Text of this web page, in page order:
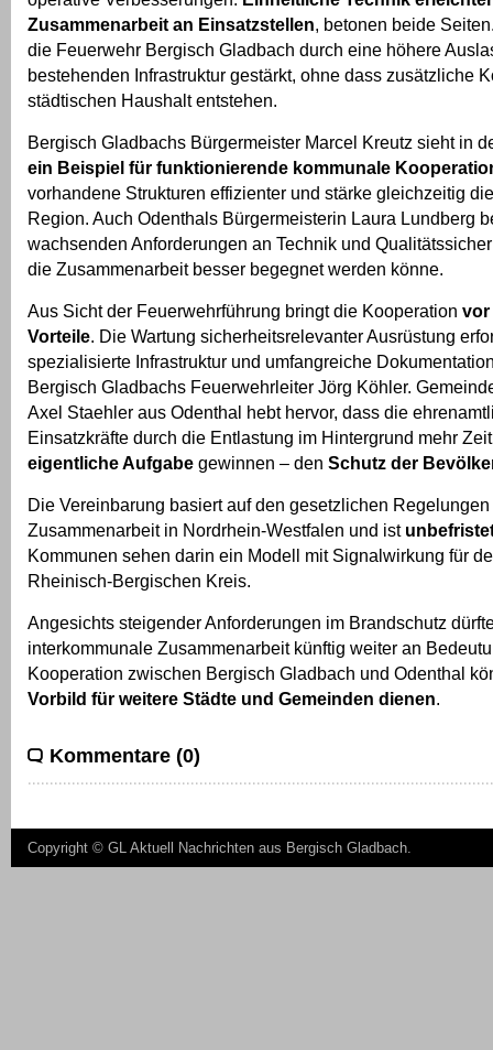
Zusammenarbeit an Einsatzstellen, betonen beide
die Feuerwehr Bergisch Gladbach durch eine höhere
bestehenden Infrastruktur gestärkt, ohne dass zusätzliche
städtischen Haushalt entstehen.
Bergisch Gladbachs Bürgermeister Marcel Kreutz sieht in
ein Beispiel für funktionierende kommunale
vorhandene Strukturen effizienter und stärke gleichzeitig
Region. Auch Odenthals Bürgermeisterin Laura Lundberg
wachsenden Anforderungen an Technik und
die Zusammenarbeit besser begegnet werden könne.
Aus Sicht der Feuerwehrführung bringt die Kooperation vor
Vorteile. Die Wartung sicherheitsrelevanter Ausrüstung
spezialisierte Infrastruktur und umfangreiche
Bergisch Gladbachs Feuerwehrleiter Jörg Köhler.
Axel Staehler aus Odenthal hebt hervor, dass die
Einsatzkräfte durch die Entlastung im Hintergrund mehr
eigentliche Aufgabe gewinnen – den Schutz der
Die Vereinbarung basiert auf den gesetzlichen
Zusammenarbeit in Nordrhein-Westfalen und ist
Kommunen sehen darin ein Modell mit Signalwirkung für
Rheinisch-Bergischen Kreis.
Angesichts steigender Anforderungen im Brandschutz
interkommunale Zusammenarbeit künftig weiter an
Kooperation zwischen Bergisch Gladbach und Odenthal
Vorbild für weitere Städte und Gemeinden dienen.
Kommentare (0)
Copyright © GL Aktuell Nachrichten aus Bergisch Gladbach.